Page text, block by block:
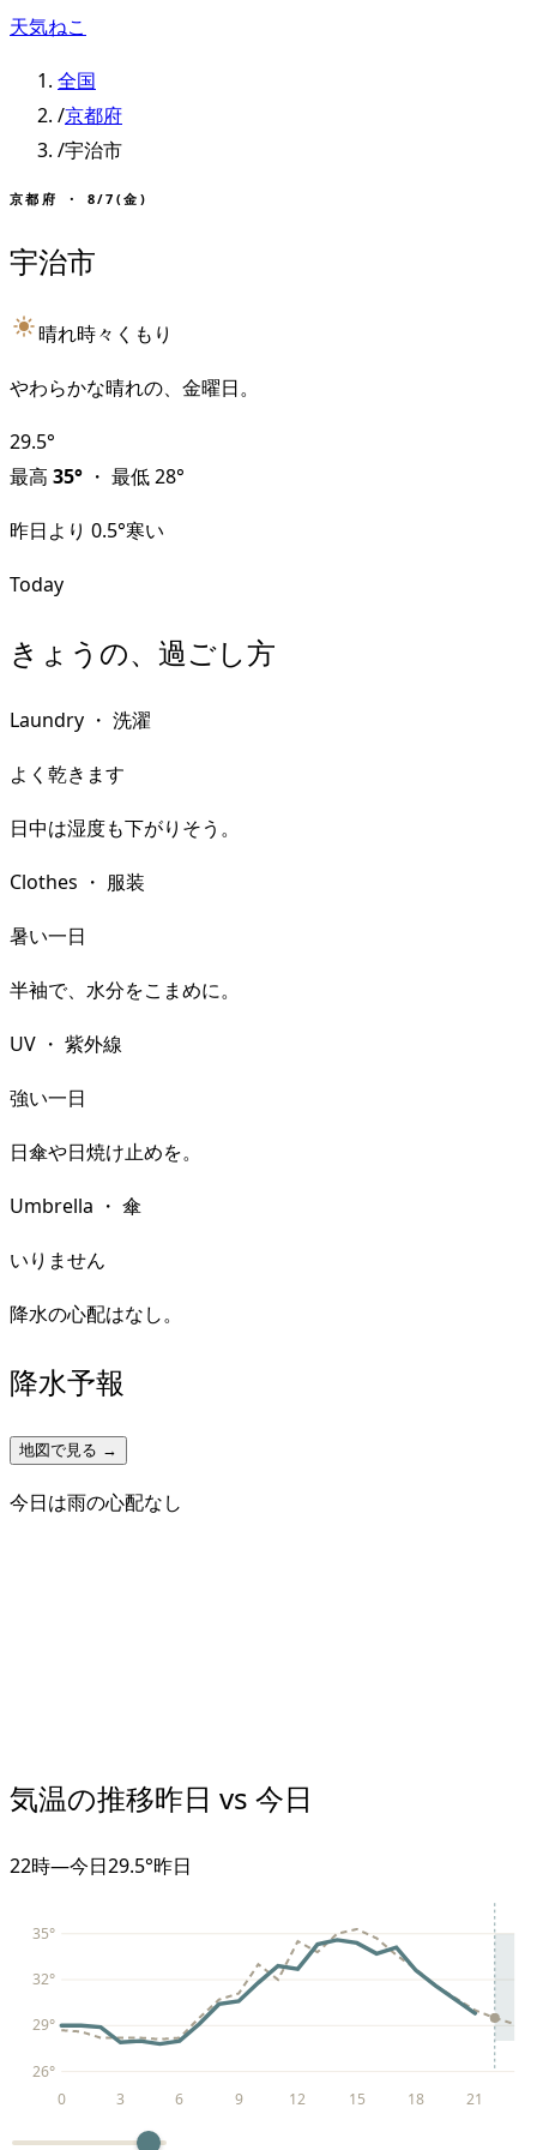
天気ねこ
全国
/京都府
/宇治市
京都府 ・ 8/7(金)
宇治市
晴れ時々くもり
やわらかな晴れの、金曜日。
29.5°
最高 35° ・ 最低28°
昨日より 0.5°寒い
Today
きょうの、過ごし方
Laundry ・ 洗濯
よく乾きます
日中は湿度も下がりそう。
Clothes ・ 服装
暑い一日
半袖で、水分をこまめに。
UV ・ 紫外線
強い一日
日傘や日焼け止めを。
Umbrella ・ 傘
いりません
降水の心配はなし。
降水予報
地図で見る →
今日は雨の心配なし
気温の推移昨日 vs 今日
22時—今日29.5°昨日
26°
29°
32°
35°
0 3 6 9 12 15 18 21